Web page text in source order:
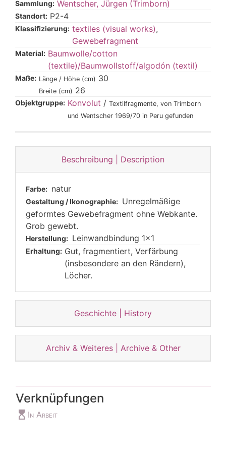
Sammlung: Wentscher, Jürgen (Trimborn)
Standort: P2-4
Klassifizierung: textiles (visual works),
Gewebefragment
Material: Baumwolle/cotton
(textile)/Baumwollstoff/algodón (textil)
Maße: Länge / Höhe (cm) 30
Breite (cm) 26
Objektgruppe: Konvolut / Textilfragmente, von Trimborn
und Wentscher 1969/70 in Peru gefunden
Beschreibung | Description
Farbe: natur
Gestaltung / Ikonographie: Unregelmäßige
geformtes Gewebefragment ohne Webkante.
Grob gewebt.
Herstellung: Leinwandbindung 1x1
Erhaltung: Gut, fragmentiert, Verfärbung
(insbesondere an den Rändern),
Löcher.
Geschichte | History
Archiv & Weiteres | Archive & Other
Verknüpfungen
hourglass_top In Arbeit